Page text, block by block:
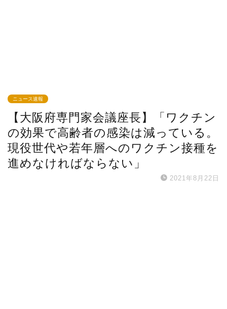
ニュース速報
【大阪府専門家会議座長】「ワクチン
の効果で高齢者の感染は減っている。
現役世代や若年層へのワクチン接種を
進めなければならない」
2021年8月22日